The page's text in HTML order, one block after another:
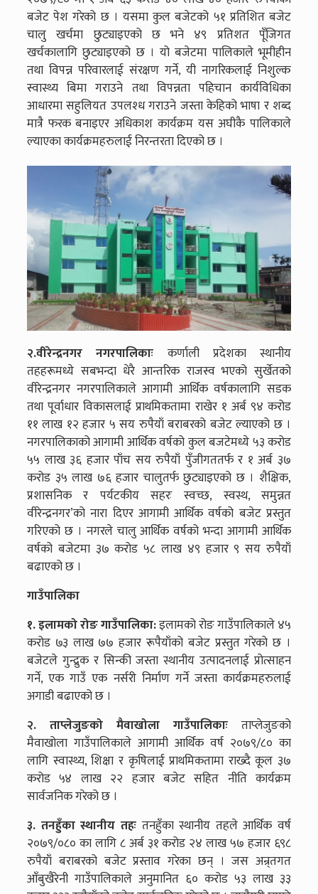
बजेट पेश गरेको छ । यसमा कुल बजेटको ५१ प्रतिशित बजेट
चालु खर्चमा छुट्याइएको छ भने ४९ प्रतिशत पूँजिगत
खर्चकालागि छुट्याइएको छ । यो बजेटमा पालिकाले भूमीहीन
तथा विपन्न परिवारलाई संरक्षण गर्ने, यी नागरिकलाई निशुल्क
स्वास्थ्य बिमा गराउने तथा विपन्नता पहिचान कार्यविधिका
आधारमा सहुलियत उपलश्ध गराउने जस्ता केहिको भाषा र शब्द
मात्रै फरक बनाइएर अधिकाश कार्यक्रम यस अघीकै पालिकाले
ल्याएका कार्यक्रमहरुलाई निरन्तरता दिएको छ ।
२.वीरेन्द्रनगर नगरपालिकाः कर्णाली प्रदेशका स्थानीय
तहहरूमध्ये सबभन्दा धेरै आन्तरिक राजस्व भएको सुर्खेतको
वीरेन्द्रनगर नगरपालिकाले आगामी आर्थिक वर्षकालागि सडक
तथा पूर्वाधार विकासलाई प्राथमिकतामा राखेर १ अर्ब ९४ करोड
११ लाख १२ हजार ५ सय रुपैयाँ बराबरको बजेट ल्याएको छ ।
नगरपालिकाको आगामी आर्थिक वर्षको कुल बजटेमध्ये ५३ करोड
५५ लाख ३६ हजार पाँच सय रुपैयाँ पुँजीगततर्फ र १ अर्ब ३७
करोड ३५ लाख ७६ हजार चालुतर्फ छुट्याइएको छ । शैक्षिक,
प्रशासनिक र पर्यटकीय सहरः स्वच्छ, स्वस्थ, समुन्नत
वीरेन्द्रनगर’को नारा दिएर आगामी आर्थिक वर्षको बजेट प्रस्तुत
गरिएको छ । नगरले चालु आर्थिक वर्षको भन्दा आगामी आर्थिक
वर्षको बजेटमा ३७ करोड ५८ लाख ४९ हजार ९ सय रुपैयाँ
बढाएको छ ।
गाउँपालिका
१. इलामको रोङ गाउँपालिका:इलामको रोङ गाउँपालिकाले ४५
करोड ७३ लाख ७७ हजार रूपैयाँको बजेट प्रस्तुत गरेको छ ।
बजेटले गुन्द्रुक र सिन्की जस्ता स्थानीय उत्पादनलाई प्रोत्साहन
गर्ने, एक गाउँ एक नर्सरी निर्माण गर्ने जस्ता कार्यक्रमहरुलाई
अगाडी बढाएको छ ।
२. ताप्लेजुङको मैवाखोला गाउँपालिकाः ताप्लेजुङको
मैवाखोला गाउँपालिकाले आगामी आर्थिक वर्ष २०७९/८० का
लागि स्वास्थ्य, शिक्षा र कृषिलाई प्राथमिकतामा राख्दै कूल ३७
करोड ५४ लाख २२ हजार बजेट सहित नीति कार्यक्रम
सार्वजनिक गरेको छ ।
३. तनहुँका स्थानीय तहःतनहुँका स्थानीय तहले आर्थिक वर्ष
२०७९/०८० का लागि ८ अर्ब ३१ करोड २४ लाख ५७ हजार ६९८
रुपैयाँ बराबरको बजेट प्रस्ताव गरेका छन् । जस अन्र्तगत
आँबुखैरेनी गाउँपालिकाले अनुमानित ६० करोड ५३ लाख ३३